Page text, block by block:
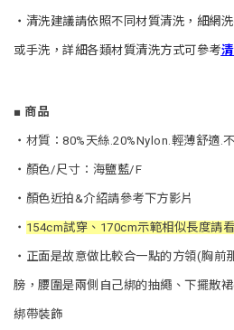
・清洗建議請依照不同材質清洗， 細網
或手洗，詳細各類材質清洗方式可參考
■ 商品
・材質 ：80%天絲.20%Nylon.輕薄舒適.
・ 顏色/尺寸：海鹽藍/F
・ 顏色近拍&介紹請參考下方影片
・ 154cm試穿、170cm示範相似長度請
・正面是故意做比較合一點的方領(胸前
膀，腰圍是兩側自己綁的抽繩、下擺散
綁帶裝飾